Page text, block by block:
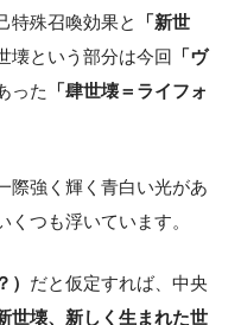
特殊召喚効果と
「新世
壊という部分は今回 「ヴ
った
「肆世壊＝ライフォ
際強く輝く青白い光があ
つも浮いています。
だと仮定すれば、中央
世壊、新しく生まれた世